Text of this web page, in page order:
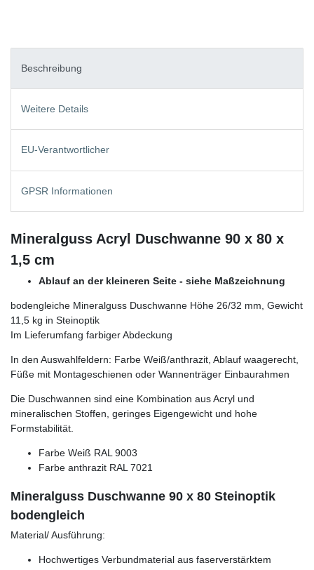
Beschreibung
Weitere Details
EU-Verantwortlicher
GPSR Informationen
Mineralguss Acryl Duschwanne 90 x 80 x
1,5 cm
Ablauf an der kleineren Seite - siehe Maßzeichnung
bodengleiche Mineralguss Duschwanne Höhe 26/32 mm, Gewicht
11,5 kg in Steinoptik
Im Lieferumfang farbiger Abdeckung
In den Auswahlfeldern: Farbe Weiß/anthrazit, Ablauf waagerecht,
Füße mit Montageschienen oder Wannenträger Einbaurahmen
Die Duschwannen sind eine Kombination aus Acryl und
mineralischen Stoffen, geringes Eigengewicht und hohe
Formstabilität.
Farbe Weiß RAL 9003
Farbe anthrazit RAL 7021
Mineralguss Duschwanne 90 x 80 Steinoptik
bodengleich
Material/ Ausführung:
Hochwertiges Verbundmaterial aus faserverstärktem